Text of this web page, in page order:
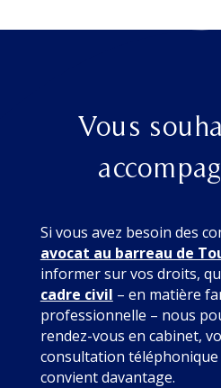
Vous
Si vous avez besoin des
avocat au barreau de
informer sur vos droits,
cadre civil – en matière
professionnelle – nous
rendez-vous en cabinet,
consultation
convient davantage.